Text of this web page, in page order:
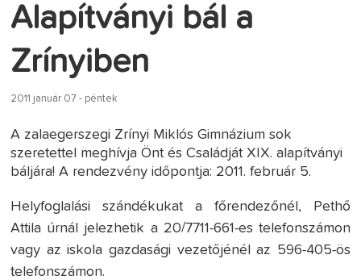
Alapítványi bál a
Zrínyiben
2011 január 07 - péntek
A zalaegerszegi Zrínyi Miklós Gimnázium sok
szeretettel meghívja Önt és Családját XIX. alapítványi
báljára! A rendezvény időpontja: 2011. február 5.
Helyfoglalási szándékukat a főrendezőnél, Pethő
Attila úrnál jelezhetik a 20/7711-661-es telefonszámon
vagy az iskola gazdasági vezetőjénél az 596-405-ös
telefonszámon.